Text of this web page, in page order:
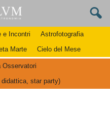
e Incontri
Astrofotografia
Marte Cielo del Mese
Osservatori
star party)